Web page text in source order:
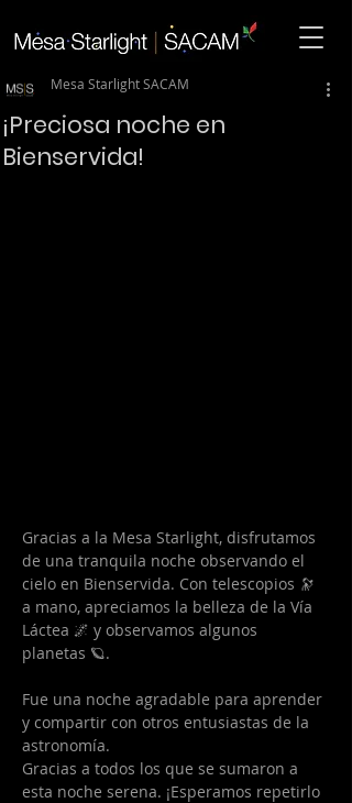
¡Preciosa noche en
Bienservida!
Mesa Starlight SACAM
Gracias a la Mesa Starlight, disfrutamos
de una tranquila noche observando el
cielo en Bienservida. Con telescopios 🔭
a mano, apreciamos la belleza de la Vía
Láctea 🌌 y observamos algunos
planetas 🪐.
Fue una noche agradable para aprender
y compartir con otros entusiastas de la
astronomía.
Gracias a todos los que se sumaron a
esta noche serena. ¡Esperamos repetirlo